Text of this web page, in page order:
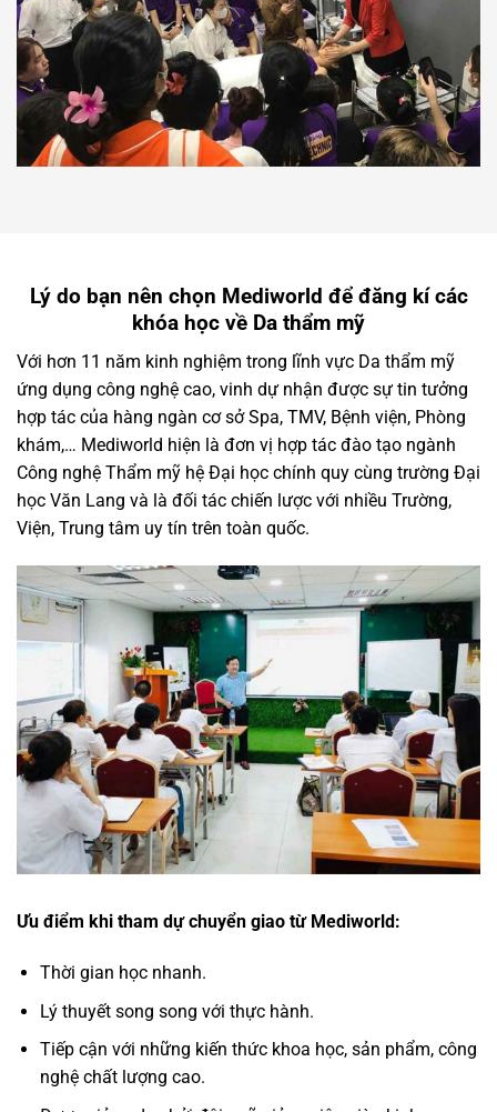
Lý do bạn nên chọn Mediworld để đăng kí các
khóa học về Da thẩm mỹ
Với hơn 11 năm kinh nghiệm trong lĩnh vực Da thẩm mỹ
ứng dụng công nghệ cao, vinh dự nhận được sự tin tưởng
hợp tác của hàng ngàn cơ sở Spa, TMV, Bệnh viện, Phòng
khám,… Mediworld hiện là đơn vị hợp tác đào tạo ngành
Công nghệ Thẩm mỹ hệ Đại học chính quy cùng trường Đại
học Văn Lang và là đối tác chiến lược với nhiều Trường,
Viện, Trung tâm uy tín trên toàn quốc.
Ưu điểm khi tham dự chuyển giao từ Mediworld:
Thời gian học nhanh.
Lý thuyết song song với thực hành.
Tiếp cận với những kiến thức khoa học, sản phẩm, công
nghệ chất lượng cao.